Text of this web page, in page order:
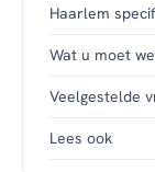
Haarlem
Wat u moet
Veelgestelde
Lees ook